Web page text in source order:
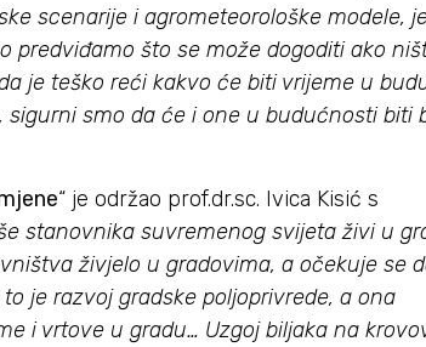
scenarije i agrometeorološke modele,
predviđamo što se može dogoditi ako
je teško reći kakvo će biti vrijeme u
smo da će i one u budućnosti biti
“ je održao prof.dr.sc. Ivica Kisić s
stanovnika suvremenog svijeta živi u
živjelo u gradovima, a očekuje se
je razvoj gradske poljoprivrede, a ona
i vrtove u gradu… Uzgoj biljaka na